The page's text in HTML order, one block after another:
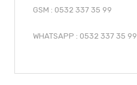
GSM : 0532 337 35 99
WHATSAPP : 0532 337 35 99